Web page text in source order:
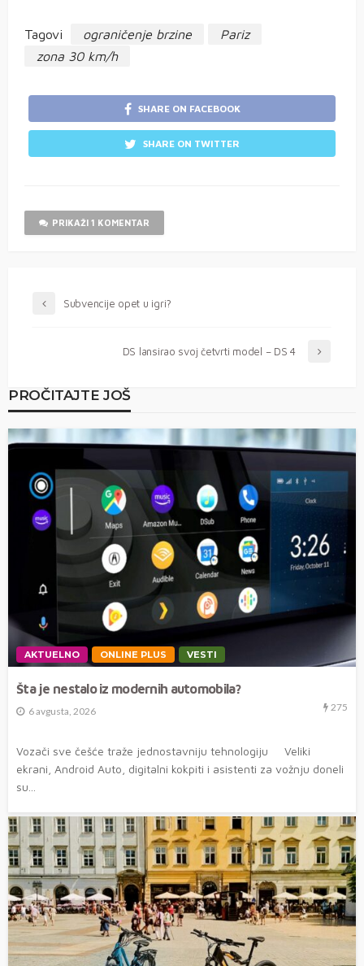
Tagovi ograničenje brzine
Pariz
zona 30 km/h
SHARE ON FACEBOOK
SHARE ON TWITTER
PRIKAŽI 1 KOMENTAR
Subvencije opet u igri?
DS lansirao svoj četvrti model – DS 4
PROČITAJTE JOŠ
AKTUELNO ONLINE PLUS VESTI
Šta je nestalo iz modernih automobila?
6 avgusta, 2026 275
Vozači sve češće traže jednostavniju tehnologiju Veliki
ekrani, Android Auto, digitalni kokpiti i asistenti za vožnju doneli
su...